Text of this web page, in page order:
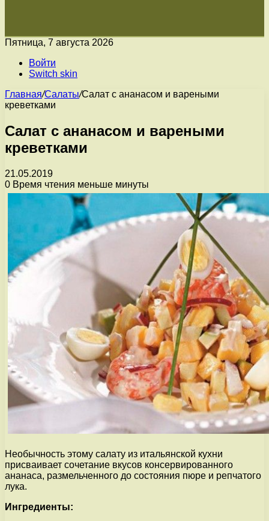
Пятница, 7 августа 2026
Войти
Switch skin
Главная/Салаты/Салат с ананасом и вареными
креветками
Салат с ананасом и вареными
креветками
21.05.2019
0 Время чтения меньше минуты
Необычность этому салату из итальянской кухни
присваивает сочетание вкусов консервированного
ананаса, размельченного до состояния пюре и репчатого
лука.
Ингредиенты: